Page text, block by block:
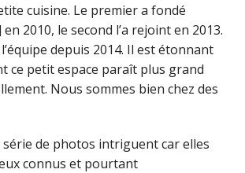
cuisine. Le premier a fondé
en 2010, le second l’a rejoint en 2013.
depuis 2014. Il est étonnant
ce petit espace paraît plus grand
Nous sommes bien chez des
de photos intriguent car elles
connus et pourtant